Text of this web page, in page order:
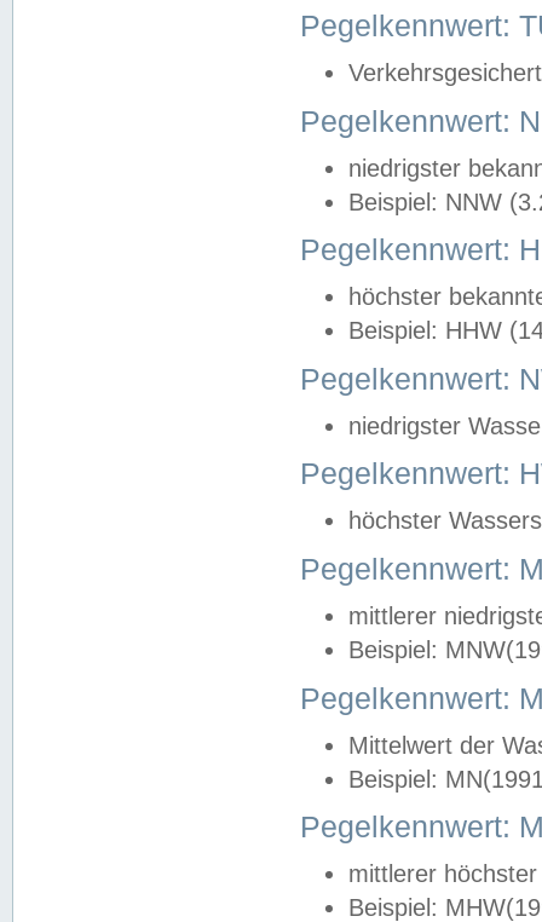
Pegelkennwert:
Pegelkennwert:
niedrigster
Beispiel: NNW
Pegelkennwert:
höchster
Beispiel: HHW
Pegelkennwert:
niedrigster
Pegelkennwert:
höchster
Pegelkennwert:
mittlerer
Beispiel:
Pegelkennwert:
Mittelwert der
Beispiel:
Pegelkennwert:
mittlerer
Beispiel: